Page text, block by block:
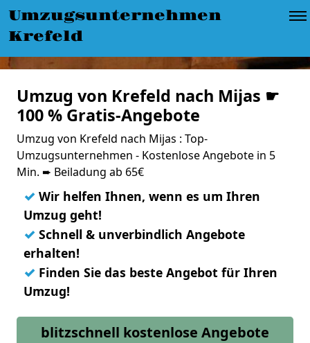
Umzugsunternehmen
Krefeld
Umzug von Krefeld nach Mijas ☛
100 % Gratis-Angebote
Umzug von Krefeld nach Mijas : Top-
Umzugsunternehmen - Kostenlose Angebote in 5
Min. ➨ Beiladung ab 65€
✓ Wir helfen Ihnen, wenn es um Ihren
Umzug geht!
✓ Schnell & unverbindlich Angebote
erhalten!
✓ Finden Sie das beste Angebot für Ihren
Umzug!
blitzschnell kostenlose Angebote